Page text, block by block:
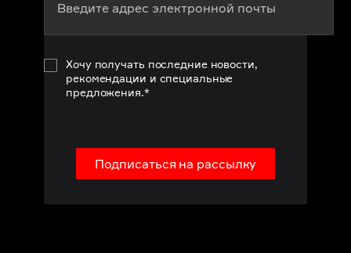
Хочу получать последние новости,
рекомендации и специальные
предложения.*
Подписаться на рассылку